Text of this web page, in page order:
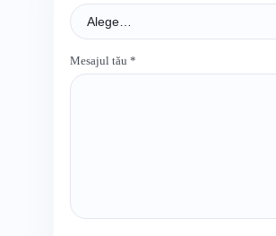
Mesajul tău *